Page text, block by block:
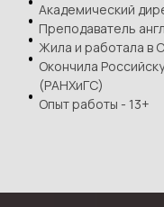
Академический
Преподаватель
Жила и работала в
Окончила
(РАНХиГС)
Опыт работы - 13+